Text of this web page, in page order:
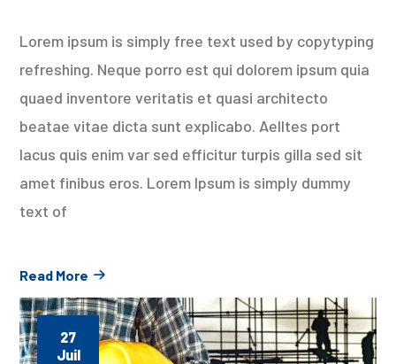
Lorem ipsum is simply free text used by copytyping
refreshing. Neque porro est qui dolorem ipsum quia
quaed inventore veritatis et quasi architecto
beatae vitae dicta sunt explicabo. Aelltes port
lacus quis enim var sed efficitur turpis gilla sed sit
amet finibus eros. Lorem Ipsum is simply dummy
text of
Read More
27
Juil